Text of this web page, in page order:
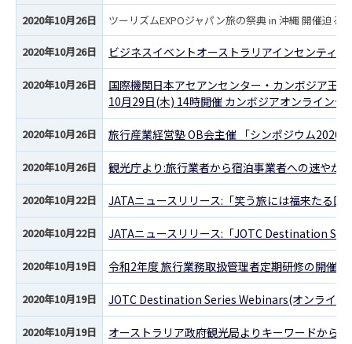
2020年10月26日 ツーリズムEXPOジャパン旅の祭典 in 沖縄 開催迫る
2020年10月26日 ビジネスイベントオーストラリアインセンティ
2020年10月26日
国際機関日本アセアンセンター・カンボジア王
10月29日(木) 14時開催 カンボジアオンラインセ
2020年10月26日 旅行産業経営塾 OB会主催 「シンポジウム2020
2020年10月26日 観光庁より:旅行業者から宿泊事業者への速やか
2020年10月22日 JATAニュースリリース:「笑う旅には福来たる国
2020年10月22日 JATAニュースリリース:「JOTC Destination
2020年10月19日 令和2年度 旅行業務取扱管理者定期研修の開催に
2020年10月19日 JOTC Destination Series Webinars(オンライン
2020年10月19日 オーストラリア政府観光局よりキーワードから